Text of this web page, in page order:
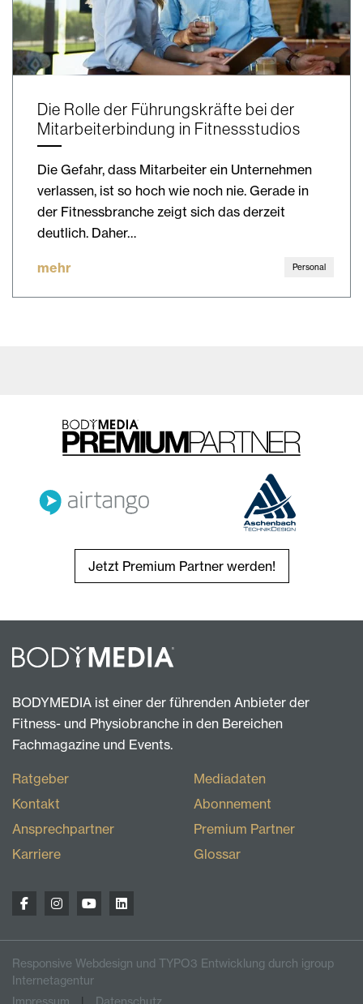
Die Rolle der Führungskräfte bei der
Mitarbeiterbindung in Fitnessstudios
Die Gefahr, dass Mitarbeiter ein Unternehmen
verlassen, ist so hoch wie noch nie. Gerade in
der Fitnessbranche zeigt sich das derzeit
deutlich. Daher…
mehr Personal
Jetzt Premium Partner werden!
BODYMEDIA ist einer der führenden Anbieter der
Fitness- und Physiobranche in den Bereichen
Fachmagazine und Events.
Ratgeber
Kontakt
Ansprechpartner
Karriere
Mediadaten
Abonnement
Premium Partner
Glossar
Responsive Webdesign und TYPO3 Entwicklung durch igroup
Internetagentur
Impressum
Datenschutz